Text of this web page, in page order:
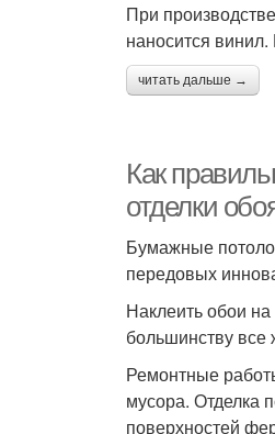
При
наносится
читать дальше →
Как
отделки
Бумажные
передовых
Наклеить обои
большинству все
Ремонтные
мусора. Отделка
поверхностей